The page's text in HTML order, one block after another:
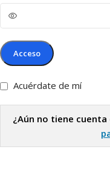
Acceso
Acuérdate de mí
¿Aún no tiene